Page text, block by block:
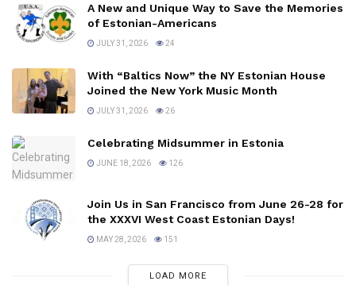
A New and Unique Way to Save the Memories
of Estonian-Americans
JULY 31, 2026 24
With “Baltics Now” the NY Estonian House
Joined the New York Music Month
JULY 31, 2026 26
Celebrating Midsummer in Estonia
JUNE 18, 2026 126
Join Us in San Francisco from June 26-28 for
the XXXVI West Coast Estonian Days!
MAY 28, 2026 151
LOAD MORE